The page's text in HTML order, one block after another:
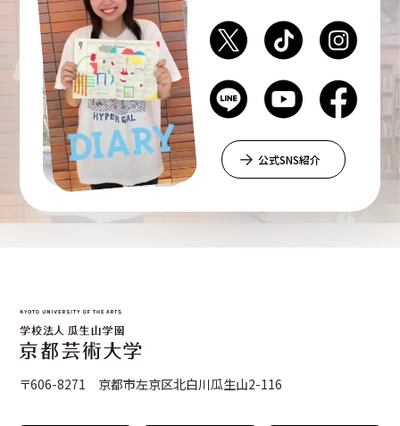
公式SNS紹介
〒606-8271 京都市左京区北白川瓜生山2-116